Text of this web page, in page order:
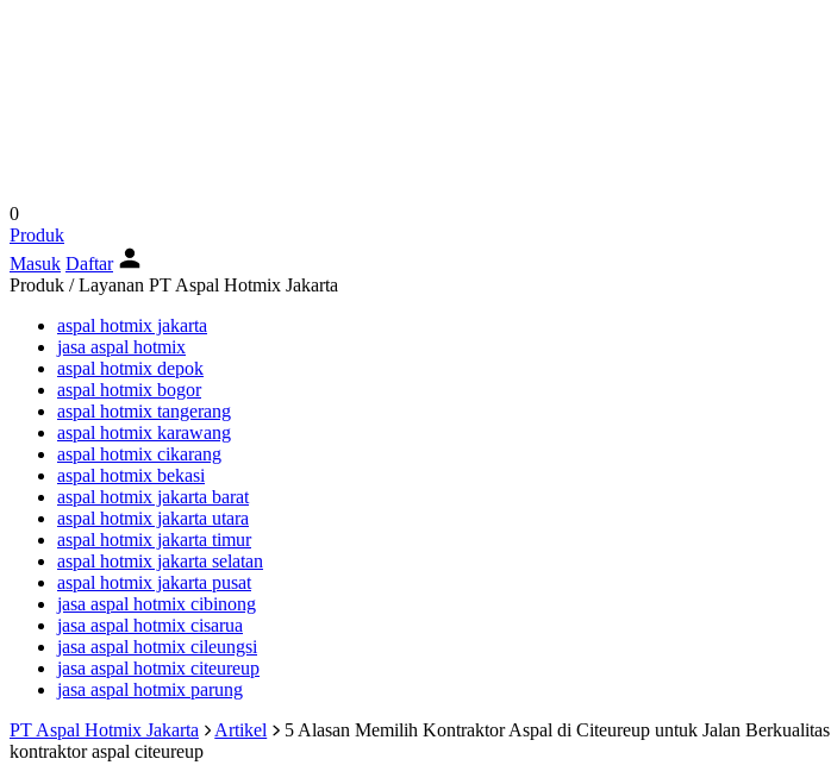
0
Produk
Masuk Daftar
Produk / Layanan PT Aspal Hotmix Jakarta
aspal hotmix jakarta
jasa aspal hotmix
aspal hotmix depok
aspal hotmix bogor
aspal hotmix tangerang
aspal hotmix karawang
aspal hotmix cikarang
aspal hotmix bekasi
aspal hotmix jakarta barat
aspal hotmix jakarta utara
aspal hotmix jakarta timur
aspal hotmix jakarta selatan
aspal hotmix jakarta pusat
jasa aspal hotmix cibinong
jasa aspal hotmix cisarua
jasa aspal hotmix cileungsi
jasa aspal hotmix citeureup
jasa aspal hotmix parung
PT Aspal Hotmix Jakarta
Artikel 5 Alasan Memilih Kontraktor Aspal di Citeureup untuk Jalan Berkualitas
kontraktor aspal citeureup